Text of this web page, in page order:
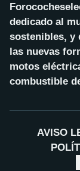
dedicado al
sostenibles, y
las nuevas
motos
combustible
AVISO